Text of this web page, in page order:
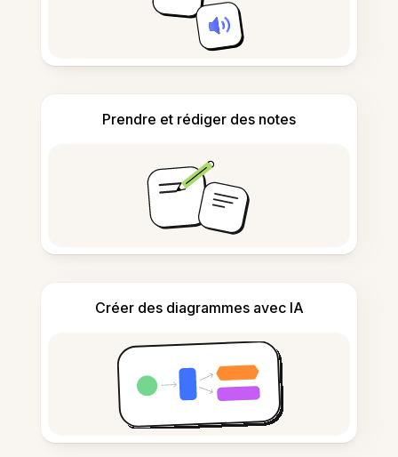
Prendre et rédiger des notes
Créer des diagrammes avec IA